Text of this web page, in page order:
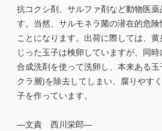
抗コクシ剤、サルファ剤など動物医
す。当然、サルモネラ菌の潜在的危
ことになります。出荷に際しては、
じった玉子は検卵していますが、同
合成洗剤を使って洗卵し、本来ある
クラ層)を除去してしまい、腐りやす
子を作っています。
―文責 西川栄郎―